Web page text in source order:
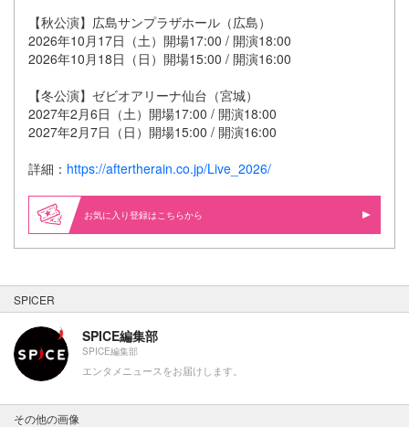
【秋公演】広島サンプラザホール（広島）
2026年10月17日（土）開場17:00 / 開演18:00
2026年10月18日（日）開場15:00 / 開演16:00
【冬公演】ゼビオアリーナ仙台（宮城）
2027年2月6日（土）開場17:00 / 開演18:00
2027年2月7日（日）開場15:00 / 開演16:00
詳細： https://aftertherain.co.jp/Live_2026/
お気に入り登録はこちらから
SPICER
SPICE編集部
SPICE編集部
エンタメニュースをお届けします。
その他の画像